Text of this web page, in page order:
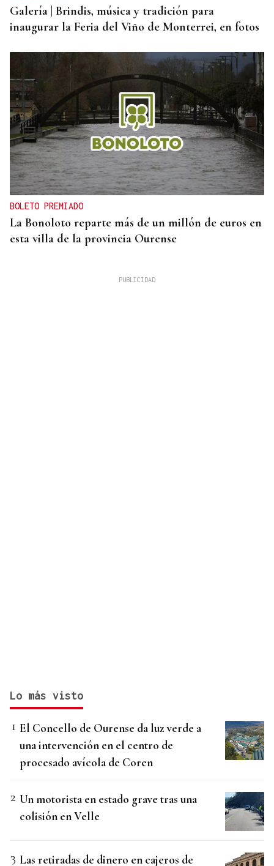
Galería | Brindis, música y tradición para
inaugurar la Feria del Viño de Monterrei, en fotos
BOLETO PREMIADO
La Bonoloto reparte más de un millón de euros en
esta villa de la provincia Ourense
Lo más visto
El Concello de Ourense da luz verde a
una intervención en el centro de
procesado avícola de Coren
Un motorista en estado grave tras una
colisión en Velle
Las retiradas de dinero en cajeros de